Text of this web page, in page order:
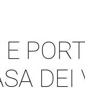
DEI